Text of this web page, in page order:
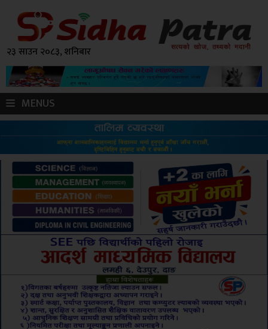
२३ साउन २०८३, शनिबार
MENUS